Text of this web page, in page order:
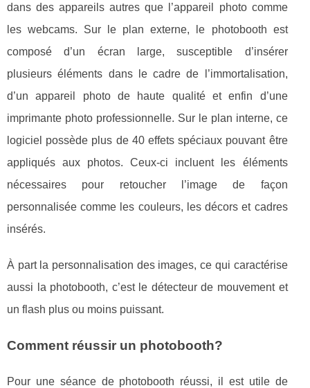
dans des appareils autres que l’appareil photo comme
les webcams. Sur le plan externe, le photobooth est
composé d’un écran large, susceptible d’insérer
plusieurs éléments dans le cadre de l’immortalisation,
d’un appareil photo de haute qualité et enfin d’une
imprimante photo professionnelle. Sur le plan interne, ce
logiciel possède plus de 40 effets spéciaux pouvant être
appliqués aux photos. Ceux-ci incluent les éléments
nécessaires pour retoucher l’image de façon
personnalisée comme les couleurs, les décors et cadres
insérés.
À part la personnalisation des images, ce qui caractérise
aussi la photobooth, c’est le détecteur de mouvement et
un flash plus ou moins puissant.
Comment réussir un photobooth?
Pour une séance de photobooth réussi, il est utile de